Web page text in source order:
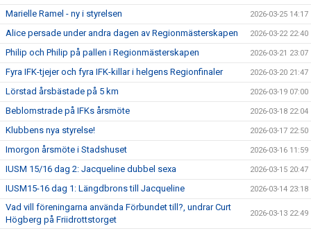
Marielle Ramel - ny i styrelsen 2026-03-25 14:17
Alice persade under andra dagen av Regionmästerskapen 2026-03-22 22:40
Philip och Philip på pallen i Regionmästerskapen 2026-03-21 23:07
Fyra IFK-tjejer och fyra IFK-killar i helgens Regionfinaler 2026-03-20 21:47
Lörstad årsbästade på 5 km 2026-03-19 07:00
Beblomstrade på IFKs årsmöte 2026-03-18 22:04
Klubbens nya styrelse! 2026-03-17 22:50
Imorgon årsmöte i Stadshuset 2026-03-16 11:59
IUSM 15/16 dag 2: Jacqueline dubbel sexa 2026-03-15 20:47
IUSM15-16 dag 1: Längdbrons till Jacqueline 2026-03-14 23:18
Vad vill föreningarna använda Förbundet till?, undrar Curt
Högberg på Friidrottstorget
2026-03-13 22:49